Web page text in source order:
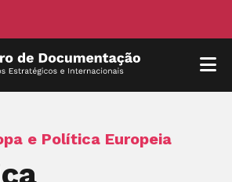
e Política Europeia